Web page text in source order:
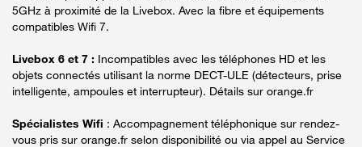
5GHz à proximité de la Livebox. Avec la fibre et équipements
compatibles Wifi 7.
Livebox 6 et 7 : Incompatibles avec les téléphones HD et les
objets connectés utilisant la norme DECT-ULE (détecteurs, prise
intelligente, ampoules et interrupteur). Détails sur orange.fr
Spécialistes Wifi : Accompagnement téléphonique sur rendez-
vous pris sur orange.fr selon disponibilité ou via appel au Service